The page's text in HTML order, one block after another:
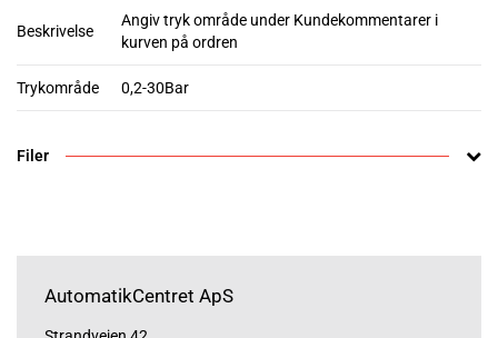
Beskrivelse
Angiv tryk område under Kundekommentarer i
kurven på ordren
Trykområde 0,2-30Bar
Filer
AutomatikCentret ApS